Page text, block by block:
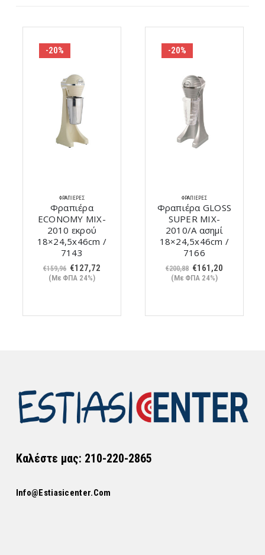
-20%
ΦΡΑΠΙΈΡΕΣ
Φραπιέρα
ECONOMY MIX-
2010 εκρού
18×24,5x46cm /
7143
€159,96 Original
price
€127,72Η
(Με ΦΠΑ 24%)
-20%
ΦΡΑΠΙΈΡΕΣ
Φραπιέρα GLOSS
SUPER MIX-
2010/A ασημί
18×24,5x46cm /
7166
€200,88 Original
price
€161,20Η
(Με ΦΠΑ 24%)
Καλέστε μας: 210-220-2865
Info@estiasicenter.com